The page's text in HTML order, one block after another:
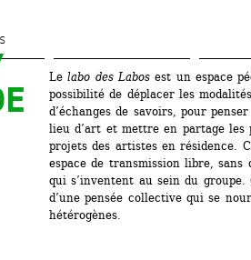
contenu
principal
Le labo des Labosest un espace
possibilité de déplacer les
d’échanges de savoirs, pour
lieu d’art et mettre en partage les
projets des artistes en résidence.
espace de transmission libre,
qui s’inventent au sein du
d’une pensée collective qui se
hétérogènes.